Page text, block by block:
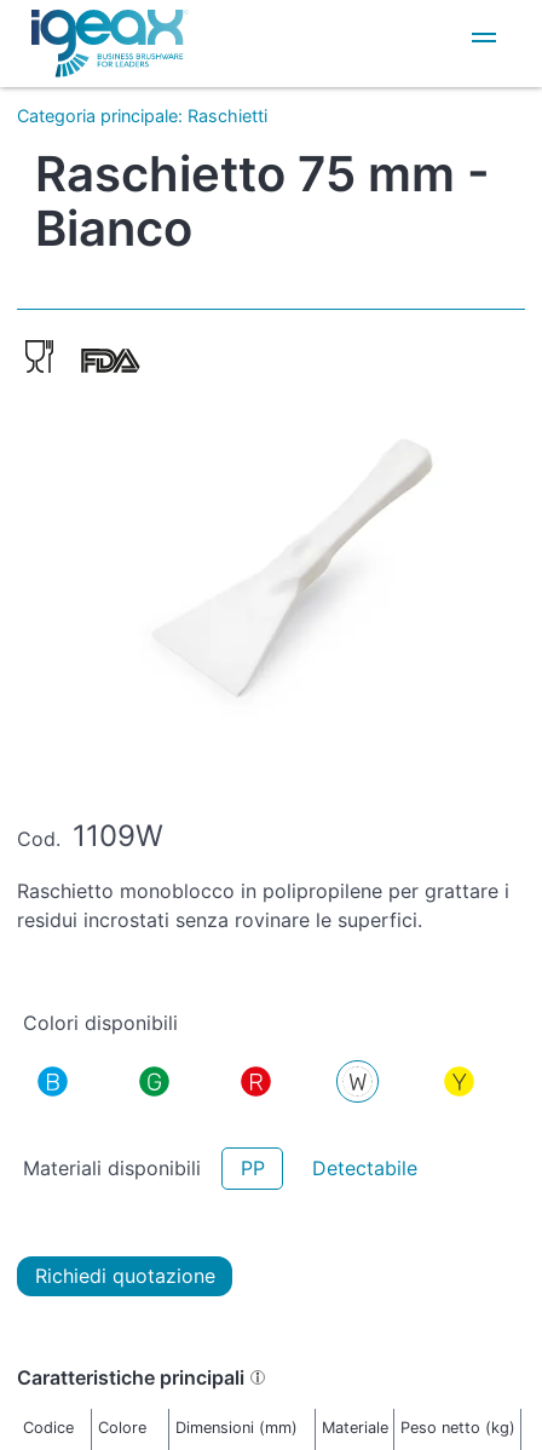
IT
EN
Categoria principale: Raschietti
Raschietto 75 mm -
Bianco
Cod. 1109W
Raschietto monoblocco in polipropilene per grattare i
residui incrostati senza rovinare le superfici.
Colori disponibili
Materiali disponibili PP Detectabile
Richiedi quotazione
Caratteristiche principali
Codice Colore Dimensioni (mm) Materiale Peso netto (kg)